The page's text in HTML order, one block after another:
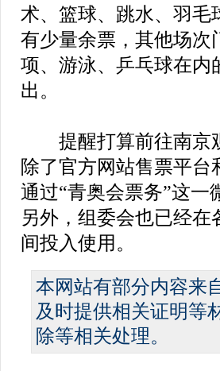
术、篮球、跳水、羽毛
有少量余票，其他场次
项、游泳、乒乓球在内
出。
提醒打算前往南京
除了官方网站售票平
通过“青奥会票务”这
另外，组委会也已经
间投入使用。
本网站有部分内容来
及时提供相关证明等
除等相关处理。